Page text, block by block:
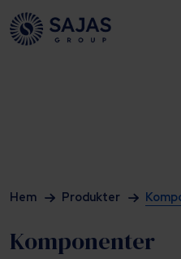
Siirry sisältöön
Hem Produkter
Komponenter